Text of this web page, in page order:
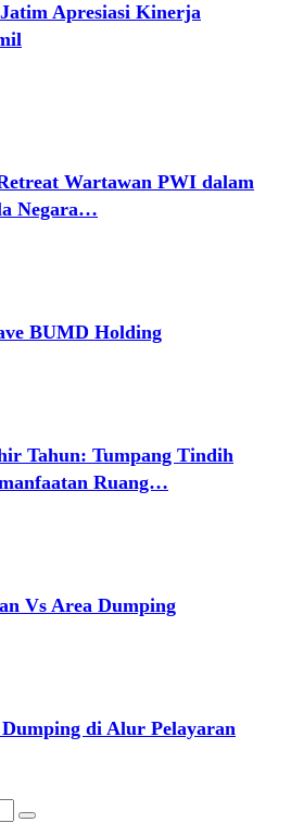
Apresiasi Kinerja
Wartawan PWI dalam
Negara…
BUMD Holding
Tahun: Tumpang Tindih
Ruang…
Vs Area Dumping
di Alur Pelayaran
Search